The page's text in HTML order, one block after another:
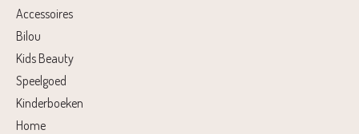
Accessoires
Bilou
Kids Beauty
Speelgoed
Kinderboeken
Home